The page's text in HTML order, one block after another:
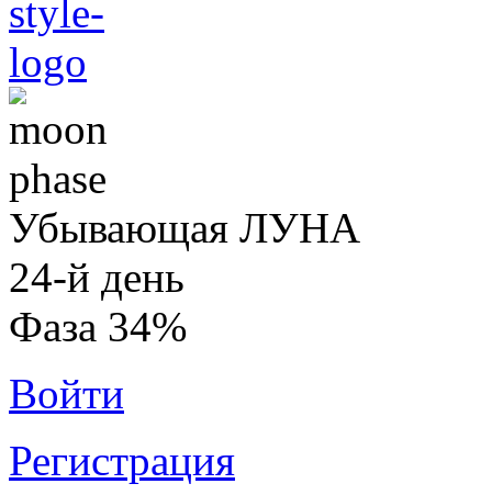
Убывающая ЛУНА
24-й день
Фаза 34%
Войти
Регистрация